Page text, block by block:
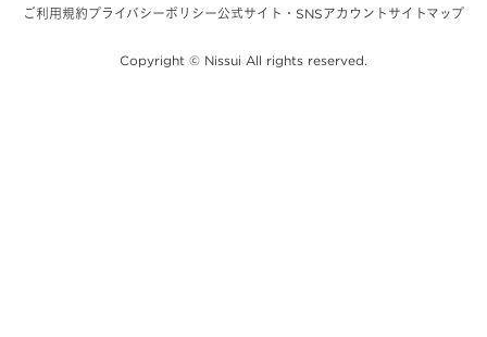
ご利用規約プライバシーポリシー公式サイト・SNSアカウント サイトマップ
Copyright © Nissui All rights reserved.